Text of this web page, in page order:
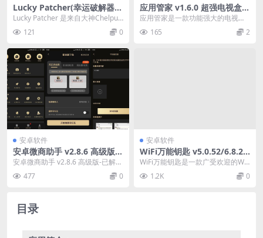
Lucky Patcher(幸运破解器A
PP) v11.7.8 Build 1938
Lucky Patcher 是来自大神ChelpuS
121 0
应用管家 v1.6.0 超强电视盒子
应用管理软件
应用管家是一款功能强大的电视应
用管理软件，它在应用管理和文件
管理等方面，在功能上...
165 2
安卓软件
安卓微商助手 v2.8.6 高级版-
已解锁功能
安卓微商助手 v2.8.6 高级版-已解锁
477 0
安卓软件
WiFi万能钥匙 v5.0.52/6.8.27
去广告解锁SVIP会员版
WiFi万能钥匙是一款广受欢迎的WiF
i连接工具，它通过收集并共享用户
自愿分享的...
1.2K 0
目录